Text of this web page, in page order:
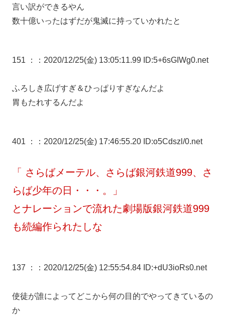
言い訳ができるやん
数十億いったはずだが鬼滅に持っていかれたと
151 ： ：2020/12/25(金) 13:05:11.99 ID:5+6sGIWg0.net
ふろしき広げすぎ＆ひっぱりすぎなんだよ
胃もたれするんだよ
401 ： ：2020/12/25(金) 17:46:55.20 ID:o5Cdszl/0.net
「 さらばメーテル、さらば銀河鉄道999、さ
らば少年の日・・・。」
とナレーションで流れた劇場版銀河鉄道999
も続編作られたしな
137 ： ：2020/12/25(金) 12:55:54.84 ID:+dU3ioRs0.net
使徒が誰によってどこから何の目的でやってきているの
か